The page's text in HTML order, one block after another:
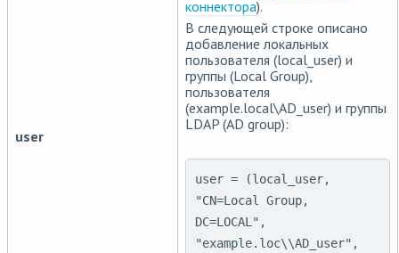
user
коннектора).
В следующей строке описано
добавление локальных
пользователя (local_user) и
группы (Local Group),
пользователя
(example.local\AD_user) и группы
LDAP (AD group):
user = (local_user,
"CN=Local Group,
DC=LOCAL",
"example.loc\\AD_user",